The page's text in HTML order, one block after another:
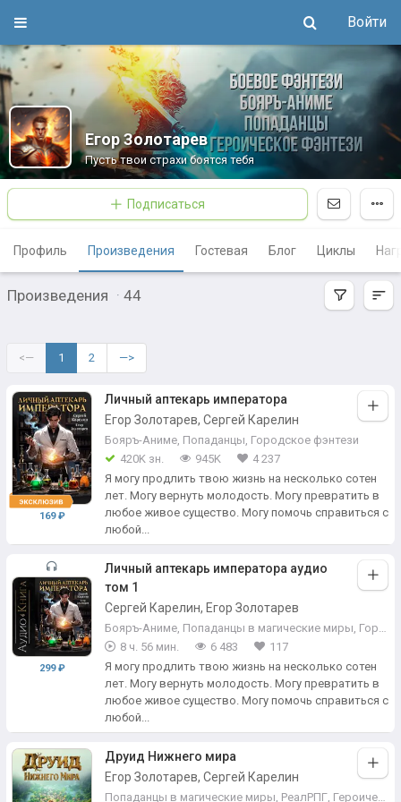
Войти
Егор Золотарев
Пусть твои страхи боятся тебя
Подписаться
Профиль Произведения Гостевая Блог Циклы
Произведения · 44
<— 1 2 —>
169 ₽
Личный аптекарь императора
Егор Золотарев, Сергей Карелин
Бояръ-Аниме, Попаданцы, Городское фэнтези
420K зн.
945K
4 237
Я могу продлить твою жизнь на несколько сотен
лет. Могу вернуть молодость. Могу превратить в
любое живое существо. Могу помочь справиться с
любой...
299 ₽
Личный аптекарь императора аудио
том 1
Сергей Карелин, Егор Золотарев
Бояръ-Аниме, Попаданцы в магические миры, Городское фэнтези
8 ч. 56 мин.
6 483
117
Я могу продлить твою жизнь на несколько сотен
лет. Могу вернуть молодость. Могу превратить в
любое живое существо. Могу помочь справиться с
любой...
Друид Нижнего мира
Егор Золотарев, Сергей Карелин
Попаданцы в магические миры, РеалРПГ, Героическое фэнтези